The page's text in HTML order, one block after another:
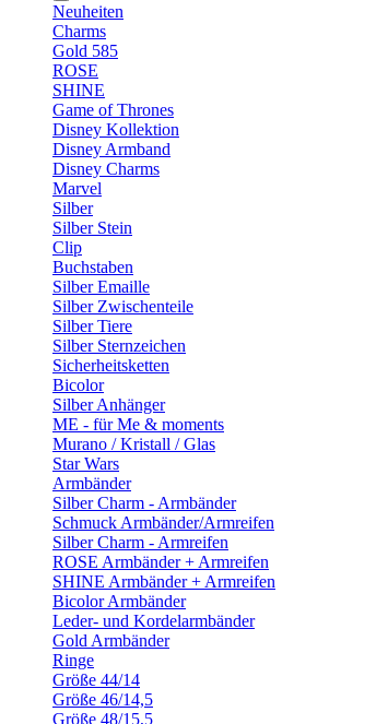
Neuheiten
Charms
Gold 585
ROSE
SHINE
Game of Thrones
Disney Kollektion
Disney Armband
Disney Charms
Marvel
Silber
Silber Stein
Clip
Buchstaben
Silber Emaille
Silber Zwischenteile
Silber Tiere
Silber Sternzeichen
Sicherheitsketten
Bicolor
Silber Anhänger
ME - für Me & moments
Murano / Kristall / Glas
Star Wars
Armbänder
Silber Charm - Armbänder
Schmuck Armbänder/Armreifen
Silber Charm - Armreifen
ROSE Armbänder + Armreifen
SHINE Armbänder + Armreifen
Bicolor Armbänder
Leder- und Kordelarmbänder
Gold Armbänder
Ringe
Größe 44/14
Größe 46/14,5
Größe 48/15,5